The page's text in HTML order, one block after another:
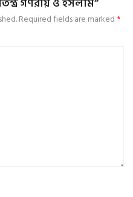
গণরায় ও ইসলাম”
Required fields are marked *